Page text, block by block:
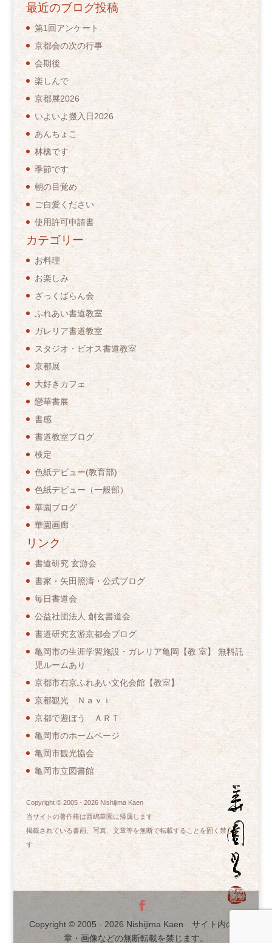
最近のブログ投稿
第1回アンケート
京都会の次の行事
会期後
楽しんで
京都展2026
いよいよ搬入日2026
あんちょこ
林檎です
季節です
朝の目覚め
ご自愛ください
使用許可申請書
カテゴリー
お料理
お楽しみ
ざっくばらん会
ふれあい書道教室
ガレリア書道教室
スタジオ・ビオス書道教室
京都展
大好きカフェ
戀華書展
書感
書道教室ブログ
検定
色紙デビュー(教育部)
色紙デビュー（一般部）
華園ブログ
華園画廊
リンク
書道研究 玄游会
書家・矢田照濤・公式ブログ
毎日書道会
公益社団法人 創玄書道会
書道研究玄游京都会ブログ
亀岡市の生涯学習施設・ガレリア亀岡【教 室】 無料託
児ルームあり
京都市右京ふれあい文化会館【教室】
京都観光 Ｎａｖｉ
京都で遊ぼう ＡＲＴ
亀岡市のホームページ
亀岡市観光協会
亀岡市立図書館
Copyright © 2005 - 2026Nishijima Kaen
当サイトの著作権は西嶋華園に帰属します
掲載されている書画、写真、文章等を無断で転載することを固く禁じま
す
Copyright © 2005 - 2026 Nishijima Kaen サイト内の文
章・画像などの無断転載を禁じます。